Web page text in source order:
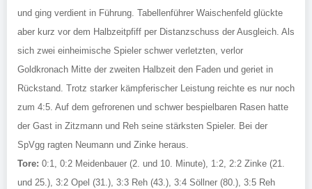
und ging verdient in Führung. Tabellenführer Waischenfeld glückte
aber kurz vor dem Halbzeitpfiff per Distanzschuss der Ausgleich. Als
sich zwei einheimische Spieler schwer verletzten, verlor
Goldkronach Mitte der zweiten Halbzeit den Faden und geriet in
Rückstand. Trotz starker kämpferischer Leistung reichte es nur noch
zum 4:5. Auf dem gefrorenen und schwer bespielbaren Rasen hatte
der Gast in Zitzmann und Reh seine stärksten Spieler. Bei der
SpVgg ragten Neumann und Zinke heraus.
Tore: 0:1, 0:2 Meidenbauer (2. und 10. Minute), 1:2, 2:2 Zinke (21.
und 25.), 3:2 Opel (31.), 3:3 Reh (43.), 3:4 Söllner (80.), 3:5 Reh